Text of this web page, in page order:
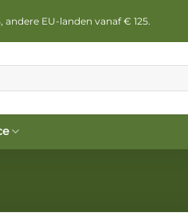
EU-landen vanaf € 125.